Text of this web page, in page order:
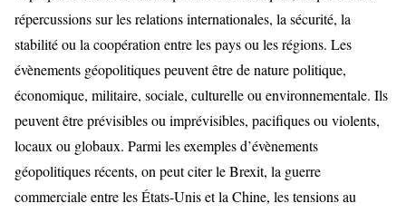
répercussions sur les relations internationales, la sécurité, la
stabilité ou la coopération entre les pays ou les régions. Les
évènements géopolitiques peuvent être de nature politique,
économique, militaire, sociale, culturelle ou environnementale. Ils
peuvent être prévisibles ou imprévisibles, pacifiques ou violents,
locaux ou globaux. Parmi les exemples d’évènements
géopolitiques récents, on peut citer le Brexit, la guerre
commerciale entre les États-Unis et la Chine, les tensions au